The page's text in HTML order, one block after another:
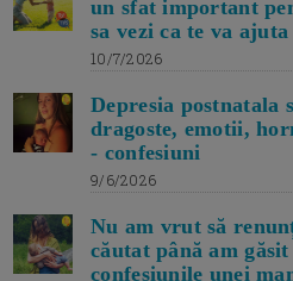
un sfat important
sa vezi ca te va ajuta
10/7/2026
Depresia postnatala
dragoste, emotii,
- confesiuni
9/6/2026
Nu am vrut să
căutat până am
confesiunile unei